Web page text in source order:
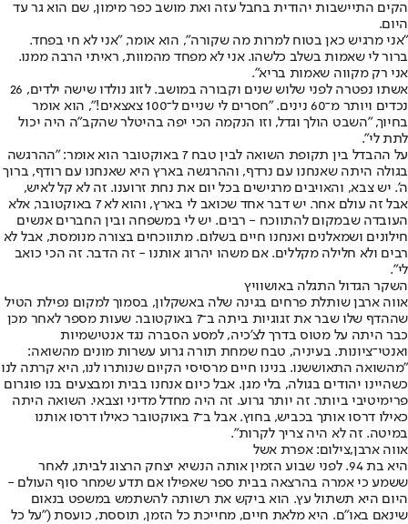
הקים התיישבות יהודית בחבל עזה ואת מושב כפר מימון, שם הוא גר עד
היום.
"אני מרגיש כאן בטוח למרות מה שקורה", הוא אומר, "אני לא חי בפחד.
ברור לי שאמות בשלב כלשהו. אני לא מפחד מהמוות, ראיתי הרבה ממנו.
אני רק מקווה שאמות בריא".
אשתו נפטרה לפני שלוש שנים וקבורה במושב. לזוג נולדו שישה ילדים, 26
נכדים ויותר מ־60 נינים. "חסרים לי שניים ל־100 צאצאים!", הוא אומר
בחיוך, "השבט הולך וגדל, וזו הנקמה הכי יפה בהיטלר שהקב"ה היה יכול
לתת לי".
על ההבדל בין תקופת השואה לבין טבח 7 באוקטובר הוא אומר: "ההרגשה
בגולה היתה שאנחנו עם נרדף, וההרגשה בארץ היא שאנחנו עם רודף, ברוך
ה'. יש צבא, והאויבים מרגישים בכל יום את נחת זרוענו. זה לא קל לאיש,
אבל זה עולם אחר. יש דבר אחד שכואב לי בארץ, והוא לא 7 באוקטובר, אלא
העובדה שבמקום להתווכח - רבים. יש לי במשפחה ובין החברים אנשים
חילונים ושמאלנים ואנחנו חיים בשלום. מתווכחים בצורה מנומסת, אבל לא
רבים ולא חלילה מקללים. אם משהו יהרוג אותנו - זה הדבר. זה הכי כואב
לי".
השקר הגדול התגלה באושוויץ
אווה ארבן שותלת פרחים בגינה שלה באשקלון, בסמוך למקום נפילת הטיל
שההדף שלו שבר את זגוגיות ביתה ב־7 באוקטובר. שעות מספר לאחר מכן
כבר היתה על מטוס בדרך לצ'כיה, למסע הסברה נגד אנטישמיות
ואנטי־ציונות. בעיניה, טבח שמחת תורה גרוע עשרות מונים מהשואה:
"מהשואה התאוששנו. בנינו חיים מרסיסי הקיום שנותרו לנו, היא קרתה לנו
כשהיינו יהודים בגולה, בלי מגן. אבל כיום אנחנו בבית ומבצעים בנו פוגרום
פרימיטיבי ביותר. זה יותר גרוע. זה היה מחדל מדיני וצבאי. השואה היתה
כאילו דרסו אותך בכביש, בחוץ. אבל ב־7 באוקטובר כאילו דרסו אותנו
במיטה. זה לא היה צריך לקרות".
אווה ארבן,צילום: אפרת אשל
היא בת 94. לפני שבוע הזמין אותה הנשיא יצחק הרצוג לביתו, לאחר
ששמע כי אמרה בהרצאה בבית ספר שאפילו אם תדע שמחר סוף העולם -
היום היא תשתול עץ. הוא ביקש את רשותה להשתמש במשפט בנאום
שינאם באו"ם. היא מלאת חיים, מחייכת כל הזמן, תוססת, כועסת ("על כל